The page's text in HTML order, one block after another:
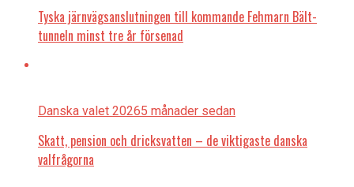
Tyska järnvägsanslutningen till kommande Fehmarn Bält-
tunneln minst tre år försenad
Danska valet 20265 månader sedan
Skatt, pension och dricksvatten – de viktigaste danska
valfrågorna